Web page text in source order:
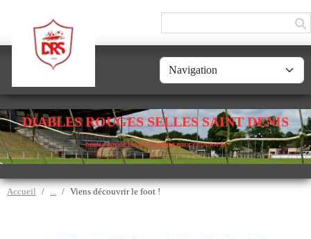
DIABLES ROUGES SELLES SAINT DENIS
DIABLE ROUGE UN JOUR, DIABLE ROUGE TOUJOURS
Accueil Viens découvrir le foot !